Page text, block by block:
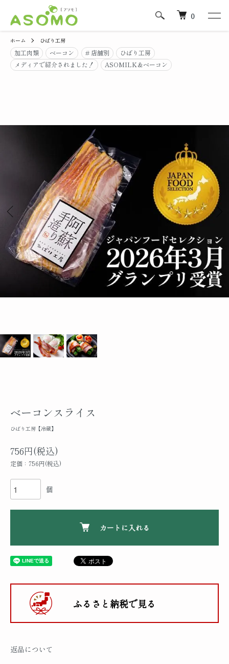
0
ホーム ひばり工房
加工肉類 ベーコン # 店舗別
ひばり工房
メディアで紹介されました！
ASOMILK＆ベーコン
ベーコンスライス
ひばり工房【冷蔵】
756円(税込)
定価：756円(税込)
個
カートに入れる
ふるさと納税で見る
返品について